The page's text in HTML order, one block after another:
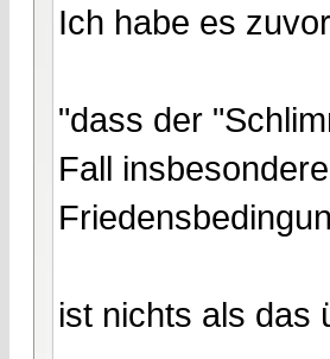
Ich habe es
"dass der
Fall
ist nichts als das